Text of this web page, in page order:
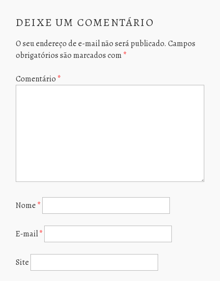
DEIXE UM COMENTÁRIO
O seu endereço de e-mail não será publicado. Campos
obrigatórios são marcados com *
Comentário *
Nome *
E-mail*
Site